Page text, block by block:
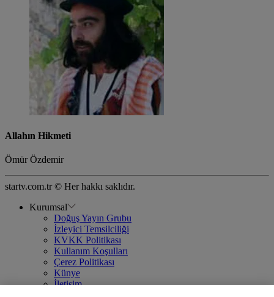
Allahın Hikmeti
Ömür Özdemir
startv.com.tr © Her hakkı saklıdır.
Kurumsal
Doğuş Yayın Grubu
İzleyici Temsilciliği
KVKK Politikası
Kullanım Koşulları
Çerez Politikası
Künye
İletişim